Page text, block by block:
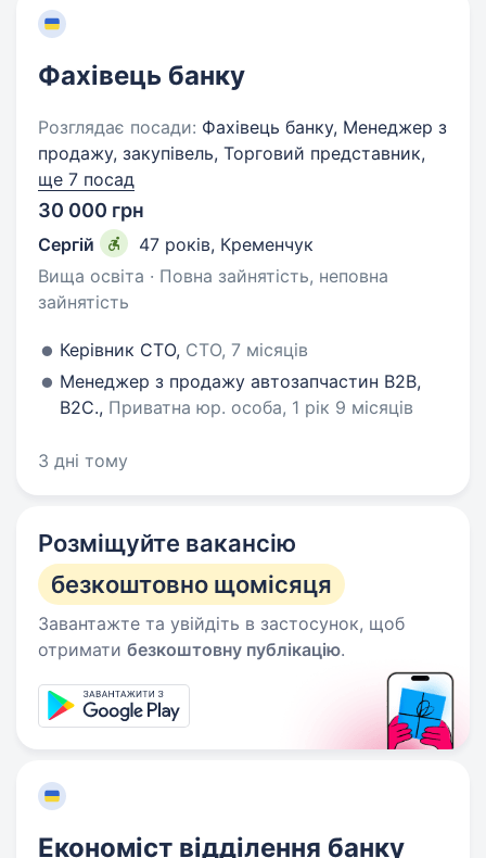
Фахівець банку
Розглядає посади: Фахівець банку, Менеджер з
продажу, закупівель, Торговий представник,
ще 7 посад
30 000 грн
Сергій 47 років, Кременчук
Вища освіта · Повна зайнятість, неповна
зайнятість
Керівник СТО, СТО, 7 місяців
Менеджер з продажу автозапчастин В2В,
В2С., Приватна юр. особа, 1 рік 9 місяців
3 дні тому
Розміщуйте вакансію
безкоштовно щомісяця
Завантажте та увійдіть в застосунок, щоб
отримати безкоштовну публікацію.
Економіст відділення банку